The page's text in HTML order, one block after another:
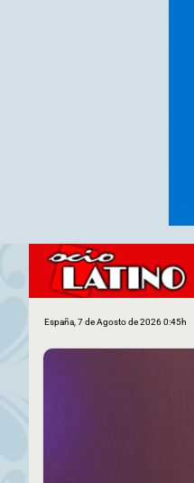
España, 7 de Agosto de 2026 0:45h